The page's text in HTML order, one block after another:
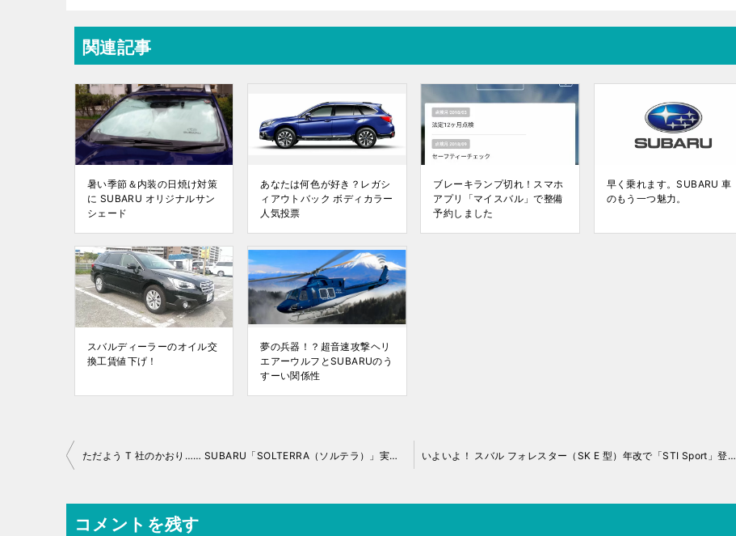
関連記事
暑い季節＆内装の日焼け対策
に SUBARU オリジナルサン
シェード
あなたは何色が好き？レガシ
ィアウトバック ボディカラー
人気投票
ブレーキランプ切れ！スマホ
アプリ「マイスバル」で整備
予約しました
早く乗れます。SUBARU 車
のもう一つ魅力。
スバルディーラーのオイル交
換工賃値下げ！
夢の兵器！？超音速攻撃ヘリ
エアーウルフとSUBARUのう
すーい関係性
投
ナ
ビ
ただよう T 社のかおり…… SUBARU「SOLTERRA（ソルテラ）」実車チェック いよいよ！ スバル フォレスター（SK E 型）年改で「STI Sport」登場！
コメントを残す